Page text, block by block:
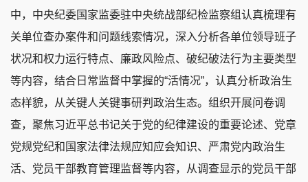
中，中央纪委国家监委驻中央统战部纪检监察组认真梳理有
关单位查办案件和问题线索情况，深入分析各单位领导班子
状况和权力运行特点、廉政风险点、破纪破法行为主要类型
等内容，结合日常监督中掌握的“活情况”，认真分析政治生
态样貌，从关键人关键事研判政治生态。组织开展问卷调
查，聚焦习近平总书记关于党的纪律建设的重要论述、党章
党规党纪和国家法律法规应知应会知识、严肃党内政治生
活、党员干部教育管理监督等内容，从调查显示的党员干部